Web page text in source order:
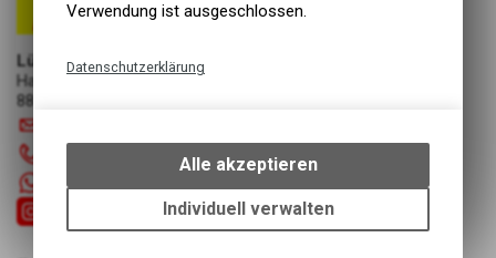
Lüscher Motor- & Bike World
Hauptstrasse 29a
8867 Niederurnen
+41 55 6103131
Verwendung ist ausgeschlossen.
Datenschutzerklärung
bestimmte Interaktionen und
Einstellungen auf Ihrem Gerät,
um die grundlegenden
Funktionen unseres Online-
Alle akzeptieren
Individuell verwalten